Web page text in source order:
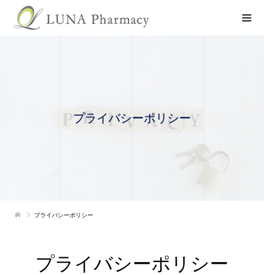
プライバシーポリシー
プライバシーポリシー
プライバシーポリシー